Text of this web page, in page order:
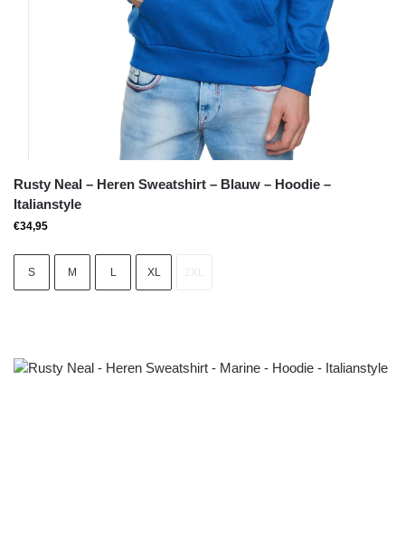
Rusty Neal – Heren Sweatshirt – Blauw – Hoodie –
Italianstyle
€34,95
S M L XL